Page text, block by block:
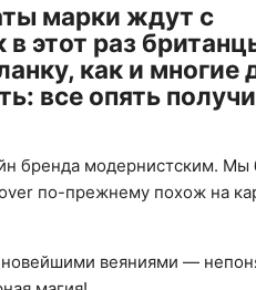
марки ждут с
этот раз
как и многие
все опять
бренда модернистским. Мы
по-прежнему похож на
новейшими веяниями —